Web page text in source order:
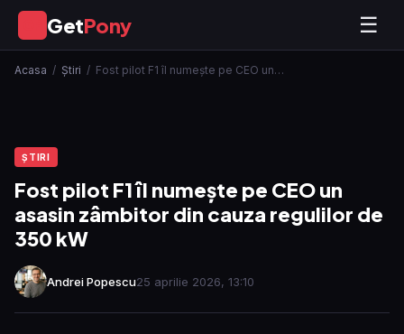
GetPony ☰
Acasa / Ştiri / Fost pilot F1 îl numește pe CEO un…
ŞTIRI
Fost pilot F1 îl numește pe CEO un
asasin zâmbitor din cauza regulilor de
350 kW
Andrei Popescu25 aprilie 2026, 13:10